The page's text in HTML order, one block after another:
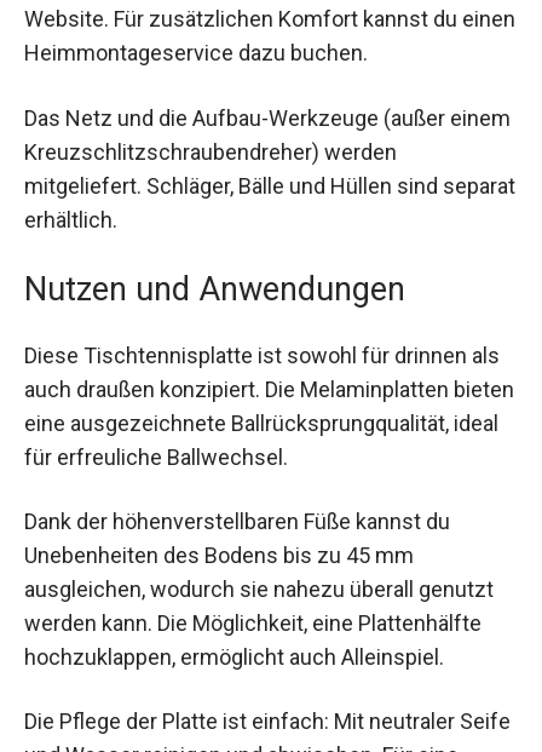
einen Heimmontageservice dazu buchen.
einem Kreuzschlitzschraubendreher) werden
mitgeliefert. Schläger, Bälle und Hüllen sind
separat erhältlich.
Nutzen und Anwendungen
auch draußen konzipiert. Die Melaminplatten
bieten eine ausgezeichnete
Ballrücksprungqualität, ideal für erfreuliche
Ballwechsel.
Dank der höhenverstellbaren Füße kannst du
Unebenheiten des Bodens bis zu 45 mm
ausgleichen, wodurch sie nahezu überall genutzt
werden kann. Die Möglichkeit, eine Plattenhälfte
hochzuklappen, ermöglicht auch Alleinspiel.
Die Pflege der Platte ist einfach: Mit neutraler